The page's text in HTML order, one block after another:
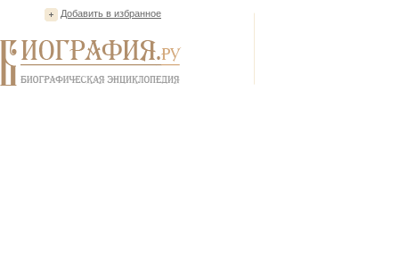
Добавить в избранное